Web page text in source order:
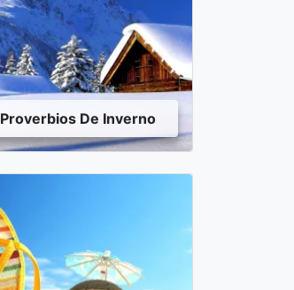
Proverbios De Inverno